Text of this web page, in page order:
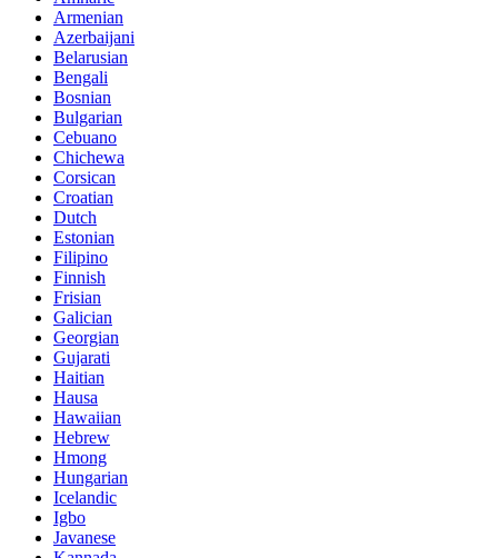
Armenian
Azerbaijani
Belarusian
Bengali
Bosnian
Bulgarian
Cebuano
Chichewa
Corsican
Croatian
Dutch
Estonian
Filipino
Finnish
Frisian
Galician
Georgian
Gujarati
Haitian
Hausa
Hawaiian
Hebrew
Hmong
Hungarian
Icelandic
Igbo
Javanese